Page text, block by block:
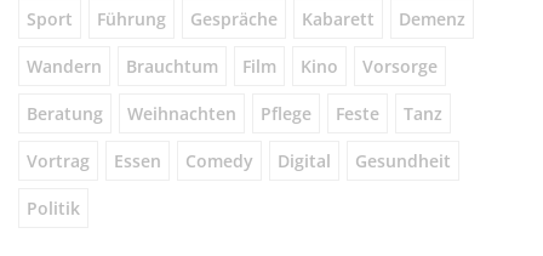
Sport Führung Gespräche Kabarett Demenz
Wandern Brauchtum Film Kino Vorsorge
Beratung Weihnachten Pflege Feste Tanz
Vortrag Essen Comedy Digital Gesundheit
Politik